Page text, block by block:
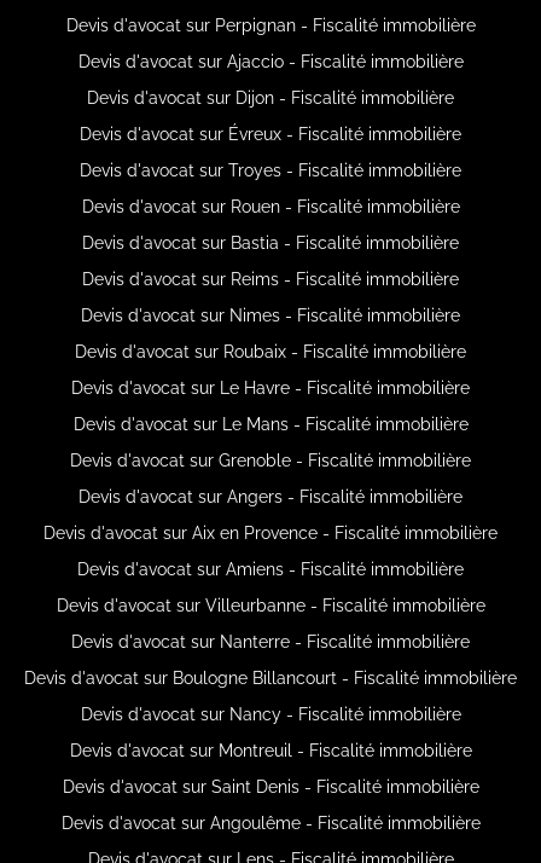
Devis d'avocat sur Perpignan - Fiscalité immobilière
Devis d'avocat sur Ajaccio - Fiscalité immobilière
Devis d'avocat sur Dijon - Fiscalité immobilière
Devis d'avocat sur Évreux - Fiscalité immobilière
Devis d'avocat sur Troyes - Fiscalité immobilière
Devis d'avocat sur Rouen - Fiscalité immobilière
Devis d'avocat sur Bastia - Fiscalité immobilière
Devis d'avocat sur Reims - Fiscalité immobilière
Devis d'avocat sur Nimes - Fiscalité immobilière
Devis d'avocat sur Roubaix - Fiscalité immobilière
Devis d'avocat sur Le Havre - Fiscalité immobilière
Devis d'avocat sur Le Mans - Fiscalité immobilière
Devis d'avocat sur Grenoble - Fiscalité immobilière
Devis d'avocat sur Angers - Fiscalité immobilière
Devis d'avocat sur Aix en Provence - Fiscalité immobilière
Devis d'avocat sur Amiens - Fiscalité immobilière
Devis d'avocat sur Villeurbanne - Fiscalité immobilière
Devis d'avocat sur Nanterre - Fiscalité immobilière
Devis d'avocat sur Boulogne Billancourt - Fiscalité immobilière
Devis d'avocat sur Nancy - Fiscalité immobilière
Devis d'avocat sur Montreuil - Fiscalité immobilière
Devis d'avocat sur Saint Denis - Fiscalité immobilière
Devis d'avocat sur Angoulême - Fiscalité immobilière